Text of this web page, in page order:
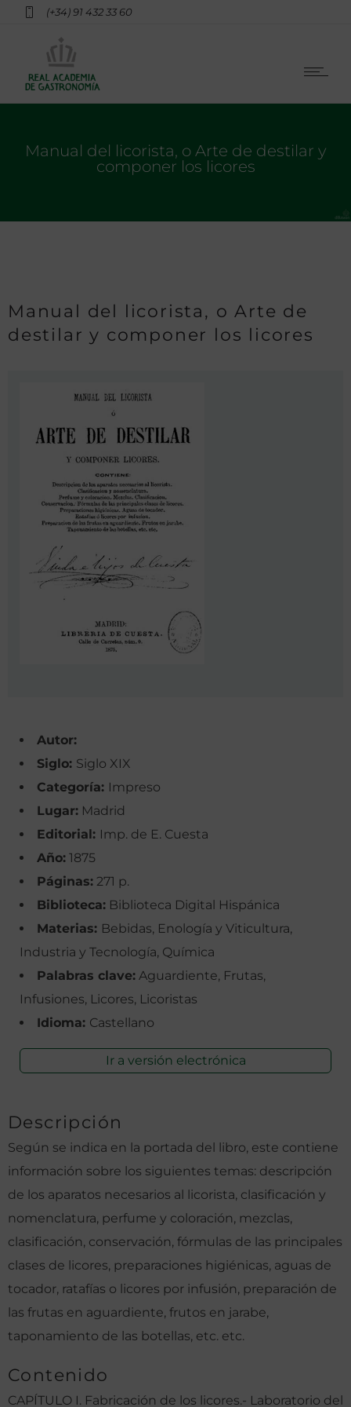
(+34) 91 432 33 60
Manual del licorista, o Arte de destilar y
componer los licores
Manual del licorista, o Arte de
destilar y componer los licores
Autor:
Siglo: Siglo XIX
Categoría: Impreso
Lugar: Madrid
Editorial: Imp. de E. Cuesta
Año: 1875
Páginas: 271 p.
Biblioteca: Biblioteca Digital Hispánica
Materias: Bebidas, Enología y Viticultura,
Industria y Tecnología, Química
Palabras clave: Aguardiente, Frutas,
Infusiones, Licores, Licoristas
Idioma: Castellano
Ir a versión electrónica
Descripción
Según se indica en la portada del libro, este contiene
información sobre los siguientes temas: descripción
de los aparatos necesarios al licorista, clasificación y
nomenclatura, perfume y coloración, mezclas,
clasificación, conservación, fórmulas de las principales
clases de licores, preparaciones higiénicas, aguas de
tocador, ratafías o licores por infusión, preparación de
las frutas en aguardiente, frutos en jarabe,
taponamiento de las botellas, etc. etc.
Contenido
CAPÍTULO I. Fabricación de los licores.- Laboratorio del